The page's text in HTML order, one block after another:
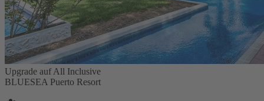
Upgrade auf All Inclusive
BLUESEA Puerto Resort